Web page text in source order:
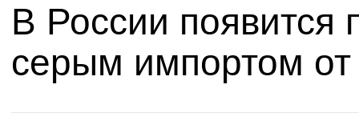
В России появится
серым импортом